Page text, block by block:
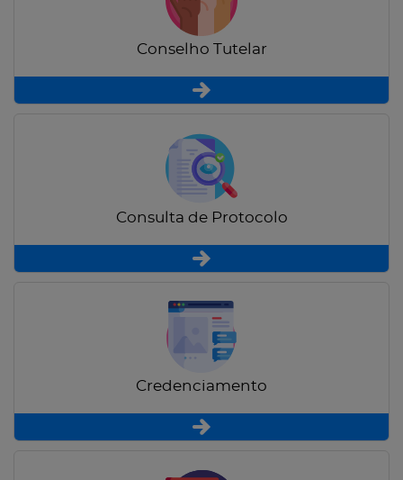
Conselho Tutelar
Consulta de Protocolo
Credenciamento